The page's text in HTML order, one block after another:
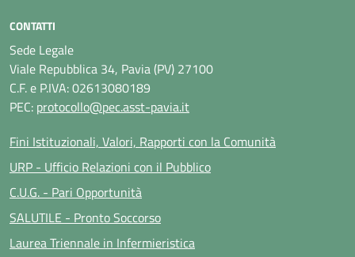
CONTATTI
Sede Legale
Viale Repubblica 34, Pavia (PV) 27100
C.F. e P.IVA: 02613080189
PEC: protocollo@pec.asst-pavia.it
Fini Istituzionali, Valori, Rapporti con la Comunità
URP - Ufficio Relazioni con il Pubblico
C.U.G. - Pari Opportunità
SALUTILE - Pronto Soccorso
Laurea Triennale in Infermieristica